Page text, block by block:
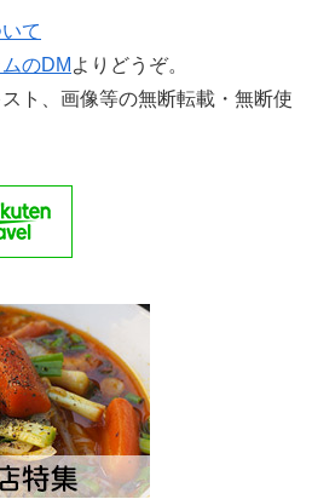
て
のDM よりどうぞ。
ト、画像等の無断転載・無断使